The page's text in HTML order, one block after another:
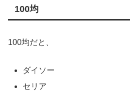
100均
100均だと、
ダイソー
セリア